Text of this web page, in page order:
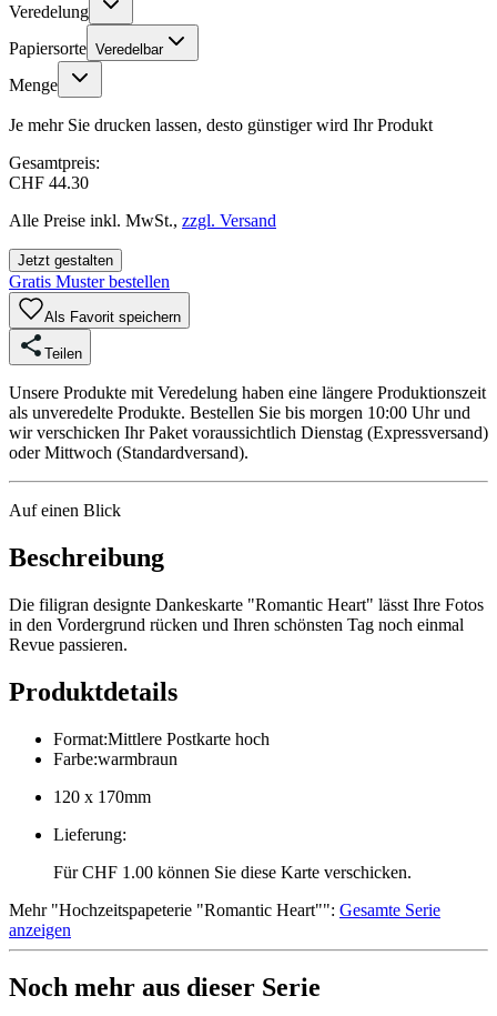
Veredelung
Papiersorte Veredelbar
Menge
Je mehr Sie drucken lassen, desto günstiger wird Ihr Produkt
Gesamtpreis:
CHF 44.30
Alle Preise inkl. MwSt., zzgl. Versand
Jetzt gestalten
Gratis Muster bestellen
Als Favorit speichern
Teilen
Unsere Produkte mit Veredelung haben eine längere Produktionszeit
als unveredelte Produkte. Bestellen Sie bis morgen 10:00 Uhr und
wir verschicken Ihr Paket voraussichtlich Dienstag (Expressversand)
oder Mittwoch (Standardversand).
Auf einen Blick
Beschreibung
Die filigran designte Dankeskarte "Romantic Heart" lässt Ihre Fotos
in den Vordergrund rücken und Ihren schönsten Tag noch einmal
Revue passieren.
Produktdetails
Format:Mittlere Postkarte hoch
Farbe:warmbraun
120 x 170mm
Lieferung:
Für CHF 1.00 können Sie diese Karte verschicken.
Mehr"Hochzeitspapeterie "Romantic Heart"": Gesamte Serie
anzeigen
Noch mehr aus dieser Serie